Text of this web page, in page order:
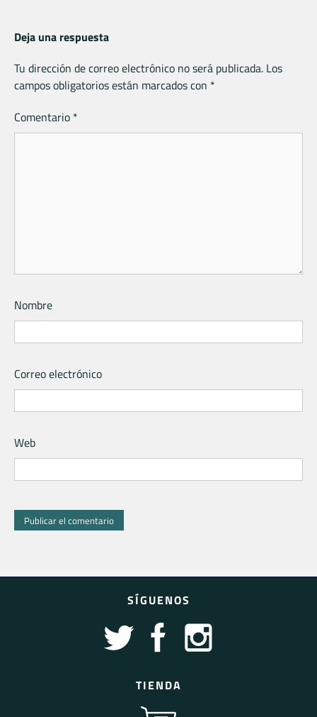
Deja una respuesta
Tu dirección de correo electrónico no será publicada. Los
campos obligatorios están marcados con *
Comentario *
Nombre
Correo electrónico
Web
SÍGUENOS
TIENDA